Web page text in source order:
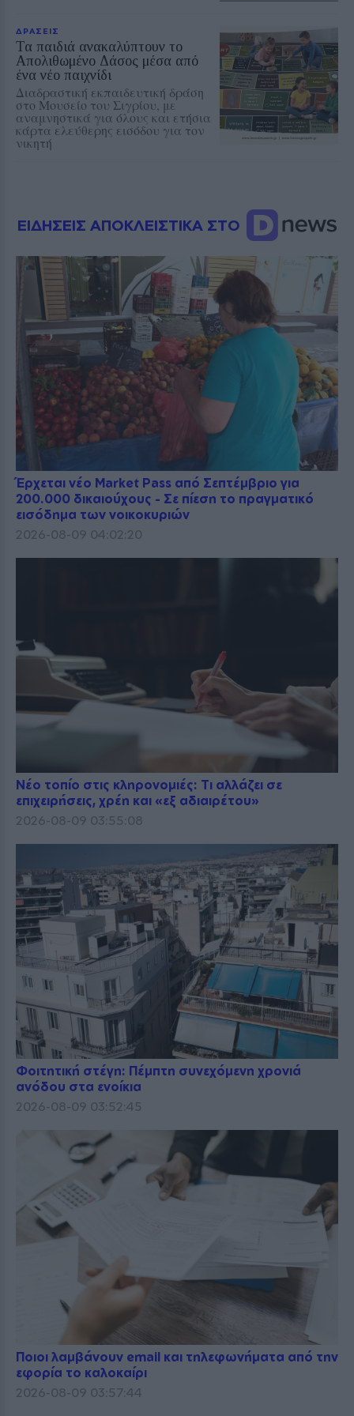
ΔΡΑΣΕΙΣ
Τα παιδιά ανακαλύπτουν το
Απολιθωμένο Δάσος μέσα από
ένα νέο παιχνίδι
Διαδραστική εκπαιδευτική δράση
στο Μουσείο του Σιγρίου, με
αναμνηστικά για όλους και ετήσια
κάρτα ελεύθερης εισόδου για τον
νικητή
ΕΙΔΗΣΕΙΣ ΑΠΟΚΛΕΙΣΤΙΚΑ ΣΤΟ
Έρχεται νέο Market Pass από Σεπτέμβριο για
200.000 δικαιούχους - Σε πίεση το πραγματικό
εισόδημα των νοικοκυριών
2026-08-09 04:02:20
Νέο τοπίο στις κληρονομιές: Τι αλλάζει σε
επιχειρήσεις, χρέη και «εξ αδιαιρέτου»
2026-08-09 03:55:08
Φοιτητική στέγη: Πέμπτη συνεχόμενη χρονιά
ανόδου στα ενοίκια
2026-08-09 03:52:45
Ποιοι λαμβάνουν email και τηλεφωνήματα από την
εφορία το καλοκαίρι
2026-08-09 03:57:44